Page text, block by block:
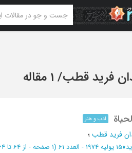
فرید قطب/ 1 مقاله
ادب و هنر
فرید قطب؛
»15 یولیه 1974 - العدد 61 (‎1 صفحه - از 64 تا 64